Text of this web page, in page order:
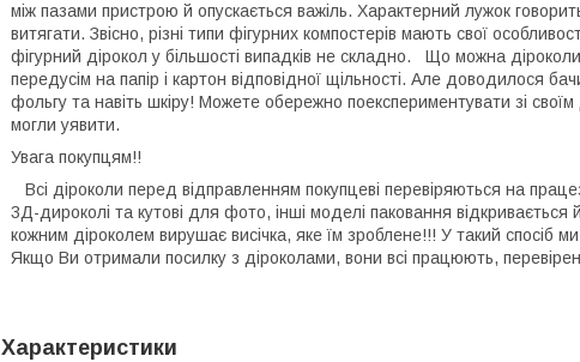
між пазами пристрою й опускається важіль. Характерний лужок
витягати. Звісно, різні типи фігурних компостерів мають свої
фігурний дірокол у більшості випадків не складно. Що можна
передусім на папір і картон відповідної щільності. Але доводилося
фольгу та навіть шкіру! Можете обережно поекспериментувати зі
могли уявити.
Увага покупцям!!
Всі діроколи перед відправленням покупцеві перевіряються на
3Д-дироколі та кутові для фото, інші моделі паковання
кожним діроколем вирушає висічка, яке їм зроблене!!! У такий спосіб
Якщо Ви отримали посилку з діроколами, вони всі працюють,
Характеристики